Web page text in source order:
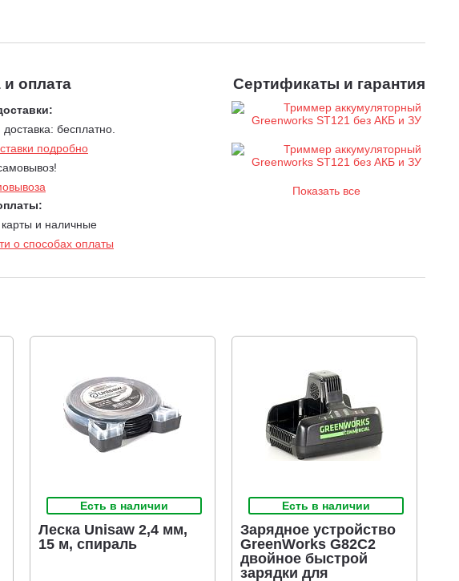
Благодаря отсутствию щеток он обеспечивает более высокий КПД,
и оплата
бесплатно.
подробно
и наличные
о способах оплаты
Сертификаты и гарантия
Показать все
Есть в наличии
Леска Unisaw 2,4 мм,
15 м, спираль
Есть в наличии
Зарядное устройство
GreenWorks G82C2
двойное быстрой
зарядки для